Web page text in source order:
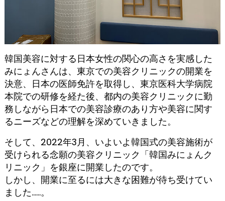
韓国美容に対する日本女性の関心の高さを実感した
みにょんさんは、東京での美容クリニックの開業を
決意、日本の医師免許を取得し、東京医科大学病院
本院での研修を経た後、都内の美容クリニックに勤
務しながら日本での美容診療のあり方や美容に関す
るニーズなどの理解を深めていきました。
そして、2022年3月、いよいよ韓国式の美容施術が
受けられる念願の美容クリニック「韓国みにょんク
リニック」を銀座に開業したのです。
しかし、開業に至るには大きな困難が待ち受けてい
ました......。